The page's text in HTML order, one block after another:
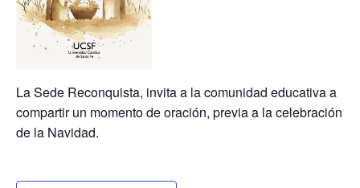
La Sede Reconquista, invita a la comunidad educativa a
compartir un momento de oración, previa a la celebración
de la Navidad.